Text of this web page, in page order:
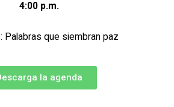
4:00 p.m.
Palabras que siembran paz
la agenda